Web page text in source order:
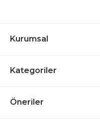
Kurumsal
Kategoriler
Öneriler